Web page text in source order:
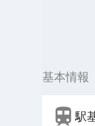
基本情報
駅